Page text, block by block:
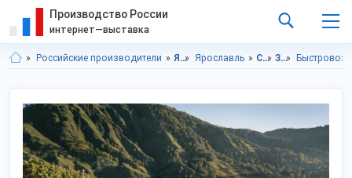
Производство России
интернет—выставка
Российские производители Ярославская область Ярославль Строительство и ремонт Здания заводской готовности